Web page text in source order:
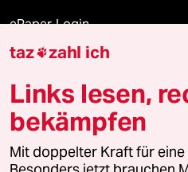
ePaper Login
Downloads für Abonnierende
© 2026 taz Verlags und
Alle Rechte vorbehalten. Bei
wenden Sie sich bitte an
taz zahl ich
Links lesen,
bekämpfen
Mit doppelter Kraft für